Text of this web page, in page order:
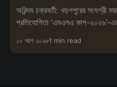
অরিন্দম চক্রবর্তী: খড়গপুরের সংঘশ্রী
প্রতিযোগিতা ‘এমএলএ কাপ-২০২৬’-
১০ আগ ২০২৬1 min read